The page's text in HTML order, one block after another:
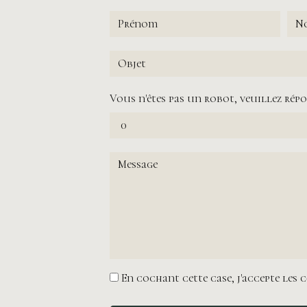
Vous n'êtes pas un robot, veuillez
En cochant cette case, j'accepte